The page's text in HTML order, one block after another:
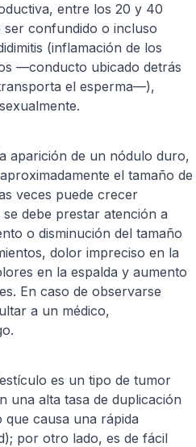
entre los 20 y 40
ser confundido o incluso
(inflamación de los
—conducto ubicado detrás
el esperma—),
aparición de un nódulo duro,
el tamaño de
veces puede crecer
debe prestar atención a
o disminución del tamaño
dolor impreciso en la
en la espalda y aumento
En caso de observarse
a un médico,
es un tipo de tumor
una alta tasa de duplicación
causa una rápida
por otro lado, es de fácil